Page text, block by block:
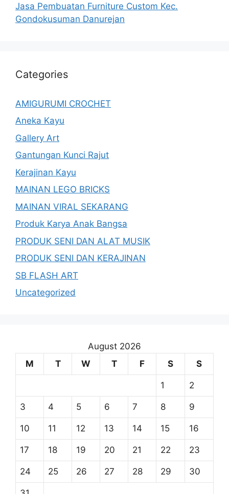
Jasa Pembuatan Furniture Custom Kec.
Gondokusuman Danurejan
Categories
AMIGURUMI CROCHET
Aneka Kayu
Gallery Art
Gantungan Kunci Rajut
Kerajinan Kayu
MAINAN LEGO BRICKS
MAINAN VIRAL SEKARANG
Produk Karya Anak Bangsa
PRODUK SENI DAN ALAT MUSIK
PRODUK SENI DAN KERAJINAN
SB FLASH ART
Uncategorized
August 2026
M
T W T F S S
1 2
3 4 5 6 7 8 9
10 11 12 13 14 15 16
17 18 19 20 21 22 23
24 25 26 27 28 29 30